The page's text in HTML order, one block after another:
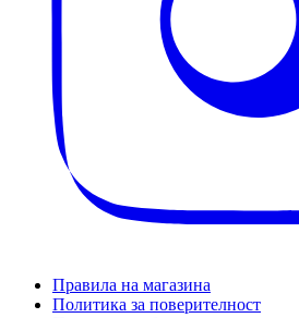
Правила на магазина
Политика за поверителност